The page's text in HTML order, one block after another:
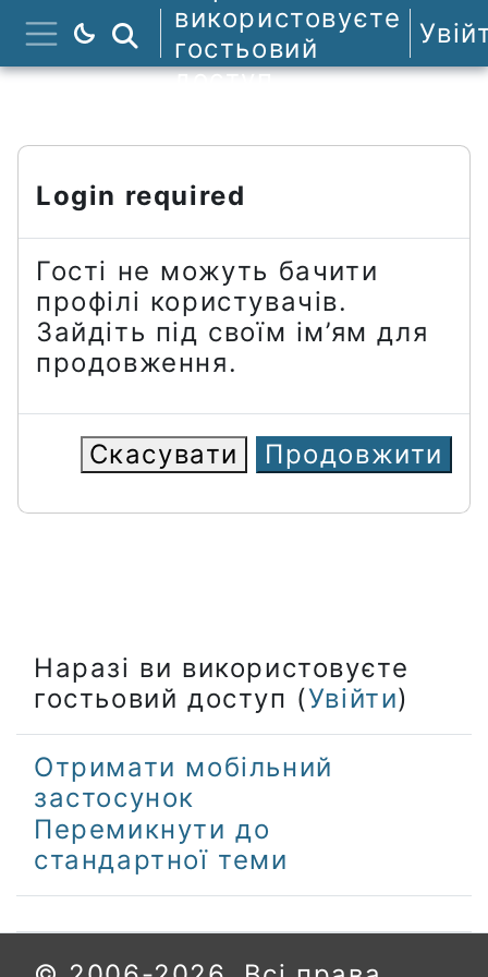
Перейти до головного вмісту
Бокова панель
Пошук курсів
використовуєте
гостьовий
доступ
Login required
Гості не можуть бачити
профілі користувачів.
Зайдіть під своїм ім’ям для
продовження.
Скасувати Продовжити
Наразі ви використовуєте
гостьовий доступ (Увійти)
Отримати мобільний
застосунок
Перемикнути до
стандартної теми